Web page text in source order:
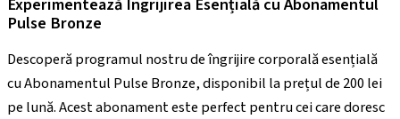
Experimentează Îngrijirea Esențială cu Abonamentul
Pulse Bronze
Descoperă programul nostru de îngrijire corporală esențială
cu Abonamentul Pulse Bronze, disponibil la prețul de 200 lei
pe lună. Acest abonament este perfect pentru cei care doresc